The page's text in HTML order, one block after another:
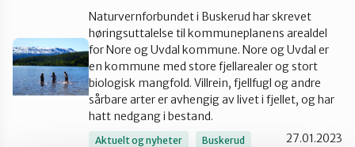
Kongsberg
Lier
Numedal
Naturvernforbundet i Buskerud har skrevet
høringsuttalelse til kommuneplanens arealdel
for Nore og Uvdal kommune. Nore og Uvdal er
en kommune med store fjellarealer og stort
biologisk mangfold. Villrein, fjellfugl og andre
sårbare arter er avhengig av livet i fjellet, og har
hatt nedgang i bestand.
Aktuelt og nyheter
Buskerud
27.01.2023